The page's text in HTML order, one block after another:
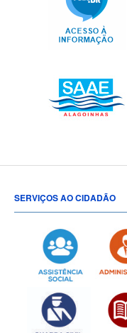
SERVIÇOS AO CIDADÃO